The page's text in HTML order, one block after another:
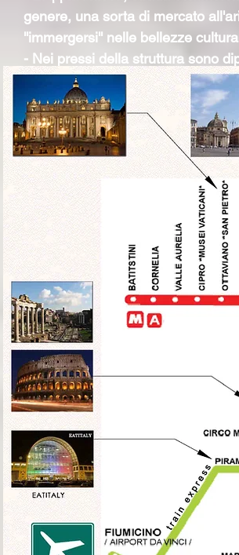
genere, una sorta di mercato
''immergersi'' nelle bellezze
- Nei pressi della struttura sono